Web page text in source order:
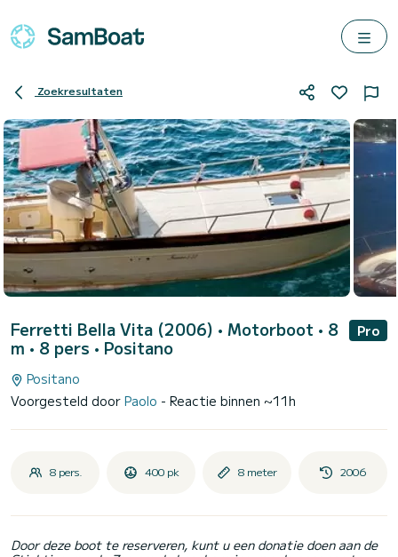
Zoekresultaten
Ferretti Bella Vita (2006) • Motorboot • 8
m • 8 pers • Positano
Pro
Positano
Voorgesteld door Paolo - Reactie binnen ~11h
8 pers. 400 pk 8 meter 2006
Door deze boot te reserveren, kunt u een donatie doen aan de